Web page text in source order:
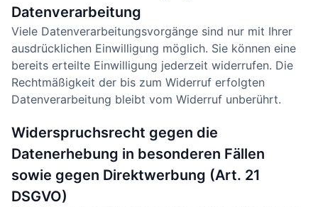
Datenverarbeitung
Viele Datenverarbeitungsvorgänge sind nur mit Ihrer
ausdrücklichen Einwilligung möglich. Sie können eine
bereits erteilte Einwilligung jederzeit widerrufen. Die
Rechtmäßigkeit der bis zum Widerruf erfolgten
Datenverarbeitung bleibt vom Widerruf unberührt.
Widerspruchsrecht gegen die
Datenerhebung in besonderen Fällen
sowie gegen Direktwerbung (Art. 21
DSGVO)